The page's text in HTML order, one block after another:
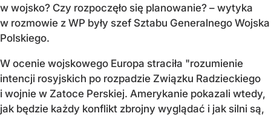
w wojsko? Czy rozpoczęło się planowanie? – wytyka
w rozmowie z WP były szef Sztabu Generalnego Wojska
Polskiego.
W ocenie wojskowego Europa straciła "rozumienie
intencji rosyjskich po rozpadzie Związku Radzieckiego
i wojnie w Zatoce Perskiej. Amerykanie pokazali wtedy,
jak będzie każdy konflikt zbrojny wyglądać i jak silni są,